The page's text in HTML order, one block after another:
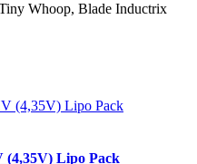
Whoop, Blade Inductrix
(4,35V) Lipo Pack